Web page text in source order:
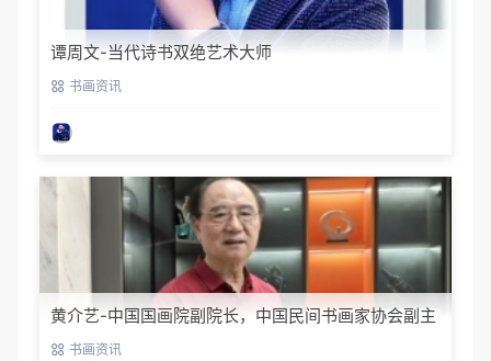
谭周文-当代诗书双绝艺术大师
书画资讯
黄介艺-中国国画院副院长，中国民间书画家协会副主
席 书画资讯